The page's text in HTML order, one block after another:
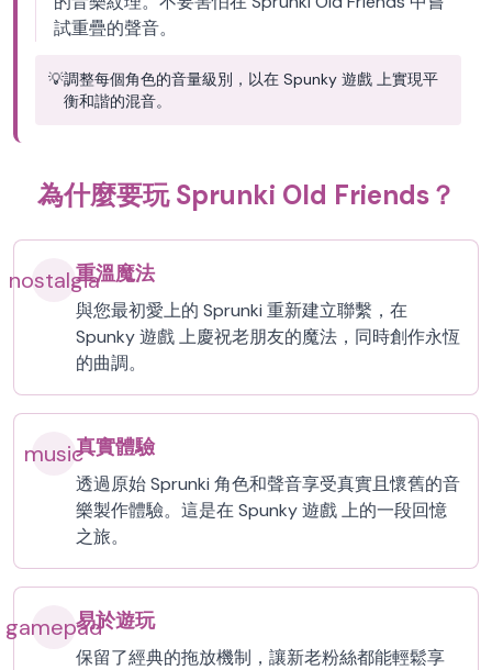
試重疊的聲音。
💡調整每個角色的音量級別，以在 Spunky 遊戲 上實現平
衡和諧的混音。
為什麼要玩 Sprunki Old Friends？
nostalgia重溫魔法
與您最初愛上的 Sprunki 重新建立聯繫，在
Spunky 遊戲 上慶祝老朋友的魔法，同時創作永恆
的曲調。
music真實體驗
透過原始 Sprunki 角色和聲音享受真實且懷舊的音
樂製作體驗。這是在 Spunky 遊戲 上的一段回憶
之旅。
gamepad易於遊玩
保留了經典的拖放機制，讓新老粉絲都能輕鬆享